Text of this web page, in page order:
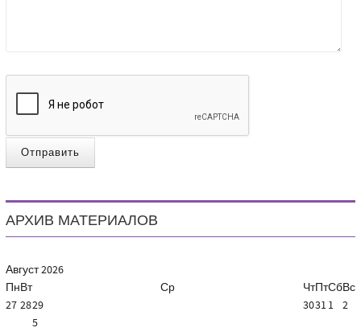
Отправить
АРХИВ МАТЕРИАЛОВ
Август2026
ПнВт Ср ЧтПтСбВс
27 2829 30311 2
5